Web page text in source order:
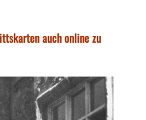
auch online zu